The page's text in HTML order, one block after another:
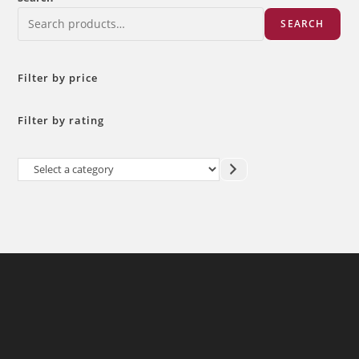
SEARCH
Filter by price
Filter by rating
Select